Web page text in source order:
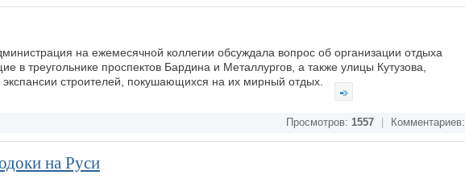
на ежемесячной коллегии обсуждала вопрос об организации отдыха
в треугольнике проспектов Бардина и Металлургов, а также улицы Кутузова,
экспансии строителей, покушающихся на их мирный отдых.
Просмотров: 1557 Комментариев:
на Руси